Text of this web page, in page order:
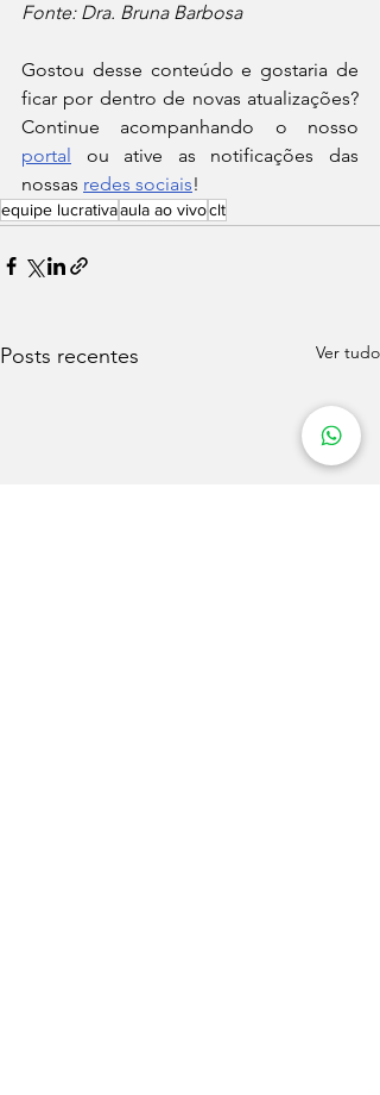
Fonte: Dra. Bruna Barbosa
Gostou desse conteúdo e gostaria de
ficar por dentro de novas atualizações?
portal
ou ative as notificações das
nossas redes sociais!
equipe lucrativaaula ao vivoclt
Posts recentes Ver tudo